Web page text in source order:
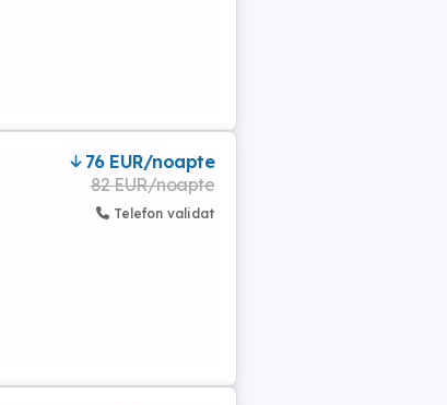
76 EUR/noapte
82 EUR/noapte
Telefon validat